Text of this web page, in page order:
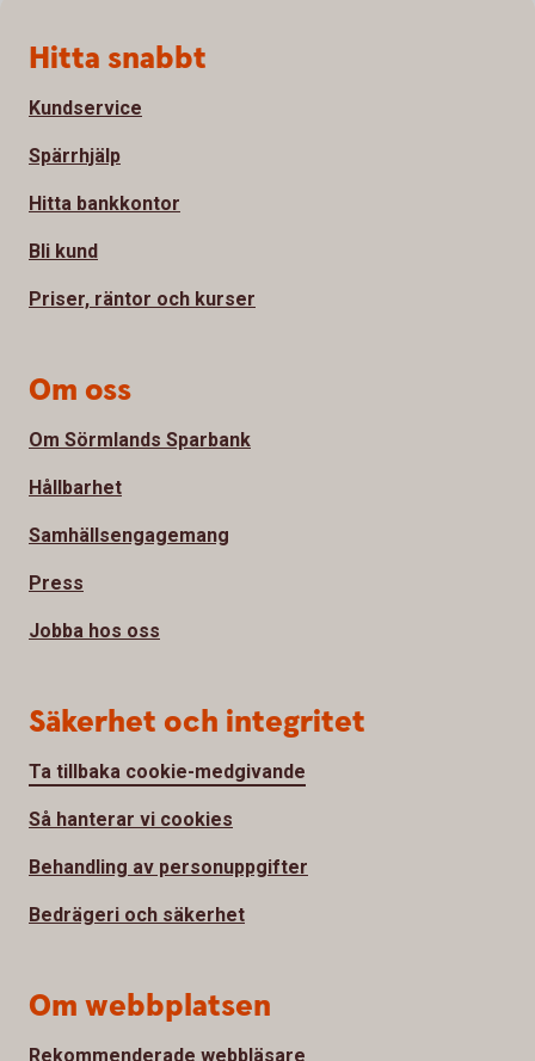
Sidfot
Hitta snabbt
Kundservice
Spärrhjälp
Hitta bankkontor
Bli kund
Priser, räntor och kurser
Om oss
Om Sörmlands Sparbank
Hållbarhet
Samhällsengagemang
Press
Jobba hos oss
Säkerhet och integritet
Ta tillbaka cookie-medgivande
Så hanterar vi cookies
Behandling av personuppgifter
Bedrägeri och säkerhet
Om webbplatsen
Rekommenderade webbläsare